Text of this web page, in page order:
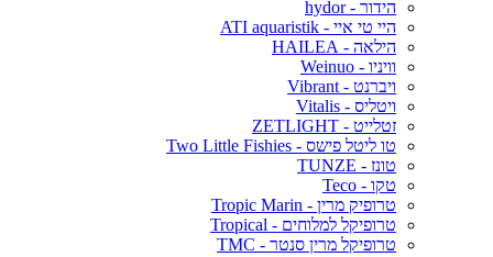
הידור - hydor
היי טי איי - ATI aquaristik
הילאה - HAILEA
וויניו - Weinuo
ויברנט - Vibrant
ויטליס - Vitalis
זטלייט - ZETLIGHT
טו ליטל פישס - Two Little Fishies
טונז - TUNZE
טקו - Teco
טרופיק מרין - Tropic Marin
טרופיקל למלוחים - Tropical
טרופיקל מרין סנטר - TMC